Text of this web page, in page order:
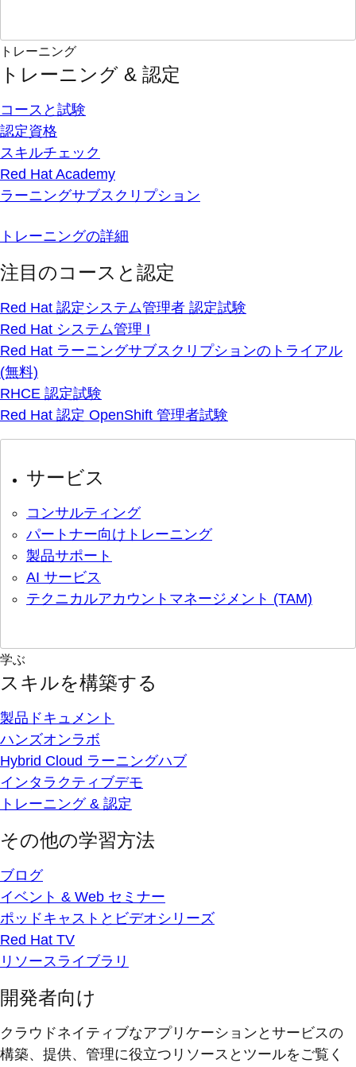
トレーニング
トレーニング & 認定
コースと試験
認定資格
スキルチェック
Red Hat Academy
ラーニングサブスクリプション
トレーニングの詳細
注目のコースと認定
Red Hat 認定システム管理者 認定試験
Red Hat システム管理 I
Red Hat ラーニングサブスクリプションのトライアル
(無料)
RHCE 認定試験
Red Hat 認定 OpenShift 管理者試験
サービス
コンサルティング
パートナー向けトレーニング
製品サポート
AI サービス
テクニカルアカウントマネージメント (TAM)
学ぶ
スキルを構築する
製品ドキュメント
ハンズオンラボ
Hybrid Cloud ラーニングハブ
インタラクティブデモ
トレーニング & 認定
その他の学習方法
ブログ
イベント & Web セミナー
ポッドキャストとビデオシリーズ
Red Hat TV
リソースライブラリ
開発者向け
クラウドネイティブなアプリケーションとサービスの
構築、提供、管理に役立つリソースとツールをご覧く